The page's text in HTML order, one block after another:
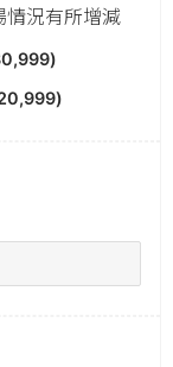
況有所增減
)
)